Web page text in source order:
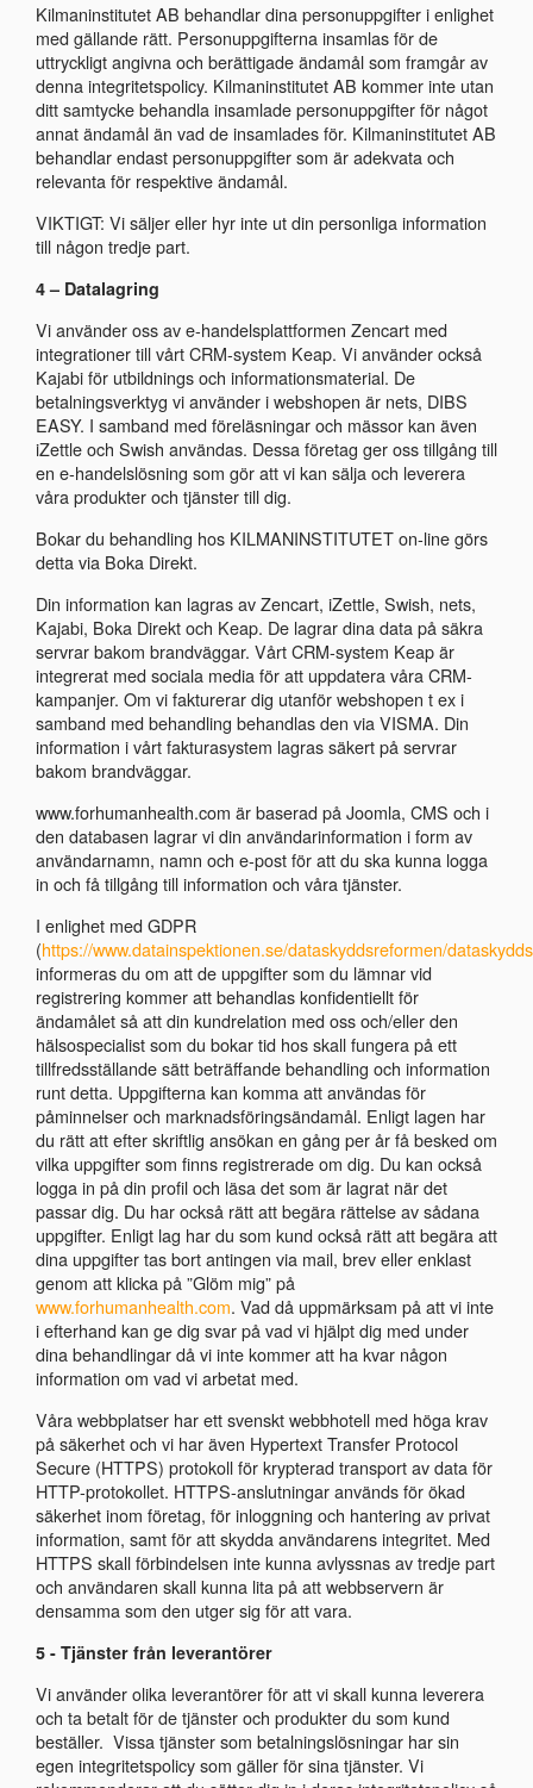
Kilmaninstitutet AB behandlar dina personuppgifter i enlighet
med gällande rätt. Personuppgifterna insamlas för de
uttryckligt angivna och berättigade ändamål som framgår av
denna integritetspolicy. Kilmaninstitutet AB kommer inte utan
ditt samtycke behandla insamlade personuppgifter för något
annat ändamål än vad de insamlades för. Kilmaninstitutet AB
behandlar endast personuppgifter som är adekvata och
relevanta för respektive ändamål.
VIKTIGT: Vi säljer eller hyr inte ut din personliga information
till någon tredje part.
4 – Datalagring
Vi använder oss av e-handelsplattformen Zencart med
integrationer till vårt CRM-system Keap. Vi använder också
Kajabi för utbildnings och informationsmaterial. De
betalningsverktyg vi använder i webshopen är nets, DIBS
EASY. I samband med föreläsningar och mässor kan även
iZettle och Swish användas. Dessa företag ger oss tillgång till
en e-handelslösning som gör att vi kan sälja och leverera
våra produkter och tjänster till dig.
Bokar du behandling hos KILMANINSTITUTET on-line görs
detta via Boka Direkt.
Din information kan lagras av Zencart, iZettle, Swish, nets,
Kajabi, Boka Direkt och Keap. De lagrar dina data på säkra
servrar bakom brandväggar. Vårt CRM-system Keap är
integrerat med sociala media för att uppdatera våra CRM-
kampanjer. Om vi ​​fakturerar dig utanför webshopen t ex i
samband med behandling behandlas den via VISMA. Din
information i vårt fakturasystem lagras säkert på servrar
bakom brandväggar.
www.forhumanhealth.com är baserad på Joomla, CMS och i
den databasen lagrar vi din användarinformation i form av
användarnamn, namn och e-post för att du ska kunna logga
in och få tillgång till information och våra tjänster.
I enlighet med GDPR
(https://www.datainspektionen.se/dataskyddsreformen/
informeras du om att de uppgifter som du lämnar vid
registrering kommer att behandlas konfidentiellt för
ändamålet så att din kundrelation med oss och/eller den
hälsospecialist som du bokar tid hos skall fungera på ett
tillfredsställande sätt beträffande behandling och information
runt detta. Uppgifterna kan komma att användas för
påminnelser och marknadsföringsändamål. Enligt lagen har
du rätt att efter skriftlig ansökan en gång per år få besked om
vilka uppgifter som finns registrerade om dig. Du kan också
logga in på din profil och läsa det som är lagrat när det
passar dig. Du har också rätt att begära rättelse av sådana
uppgifter. Enligt lag har du som kund också rätt att begära att
dina uppgifter tas bort antingen via mail, brev eller enklast
genom att klicka på ”Glöm mig” på
www.forhumanhealth.com. Vad då uppmärksam på att vi inte
i efterhand kan ge dig svar på vad vi hjälpt dig med under
dina behandlingar då vi inte kommer att ha kvar någon
information om vad vi arbetat med.
Våra webbplatser har ett svenskt webbhotell med höga krav
på säkerhet och vi har även Hypertext Transfer Protocol
Secure (HTTPS) protokoll för krypterad transport av data för
HTTP-protokollet. HTTPS-anslutningar används för ökad
säkerhet inom företag, för inloggning och hantering av privat
information, samt för att skydda användarens integritet. Med
HTTPS skall förbindelsen inte kunna avlyssnas av tredje part
och användaren skall kunna lita på att webbservern är
densamma som den utger sig för att vara.
5 - Tjänster från leverantörer
Vi använder olika leverantörer för att vi skall kunna leverera
och ta betalt för de tjänster och produkter du som kund
beställer. Vissa tjänster som betalningslösningar har sin
egen integritetspolicy som gäller för sina tjänster. Vi